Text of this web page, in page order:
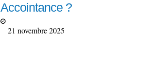
Accointance ?
21 novembre 2025